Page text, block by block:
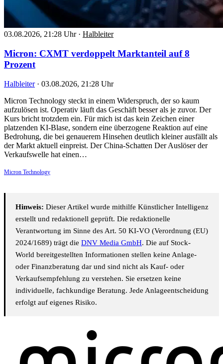
03.08.2026, 21:28 Uhr · Halbleiter
Micron: CXMT verdoppelt Marktanteil auf 8
Prozent
Halbleiter · 03.08.2026, 21:28 Uhr
Micron Technology steckt in einem Widerspruch, der so kaum
aufzulösen ist. Operativ läuft das Geschäft besser als je zuvor. Der
Kurs bricht trotzdem ein. Für mich ist das kein Zeichen einer
platzenden KI-Blase, sondern eine überzogene Reaktion auf eine
Bedrohung, die bei genauerem Hinsehen deutlich kleiner ausfällt als
der Markt aktuell einpreist. Der China-Schatten Der Auslöser der
Verkaufswelle hat einen…
Micron Technology
Hinweis: Dieser Artikel wurde mithilfe Künstlicher Intelligenz
erstellt und redaktionell geprüft. Die redaktionelle
Verantwortung im Sinne des Art. 50 KI-VO (Verordnung (EU)
2024/1689) trägt die DNV Media GmbH. Die auf Stock-
World bereitgestellten Informationen stellen keine Anlage-
oder Finanzberatung dar und sind nicht als Kauf- oder
Verkaufsempfehlung zu verstehen. Sie ersetzen keine
individuelle, fachkundige Beratung. Jede Anlageentscheidung
erfolgt auf eigenes Risiko.